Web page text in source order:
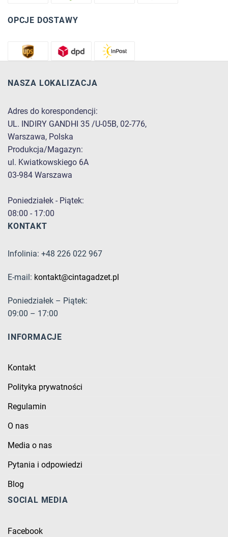
OPCJE DOSTAWY
NASZA LOKALIZACJA
Adres do korespondencji:
UL. INDIRY GANDHI 35 /U-05B, 02-776,
Warszawa, Polska
Produkcja/Magazyn:
ul. Kwiatkowskiego 6A
03-984 Warszawa
Poniedziałek - Piątek:
08:00 - 17:00
KONTAKT
Infolinia: +48 226 022 967
E-mail: kontakt@cintagadzet.pl
Poniedziałek – Piątek:
09:00 – 17:00
INFORMACJE
Kontakt
Polityka prywatności
Regulamin
O nas
Media o nas
Pytania i odpowiedzi
Blog
SOCIAL MEDIA
Facebook